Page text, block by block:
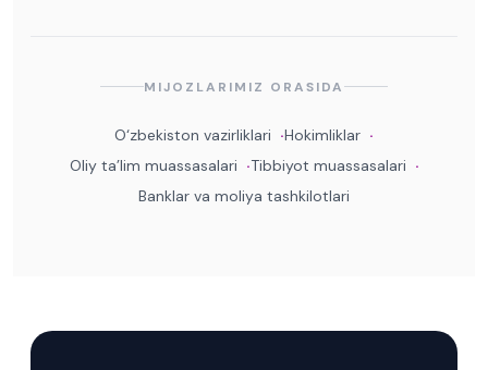
MIJOZLARIMIZ ORASIDA
O‘zbekiston vazirliklari
Hokimliklar
Oliy ta’lim muassasalari
Tibbiyot muassasalari
Banklar va moliya tashkilotlari